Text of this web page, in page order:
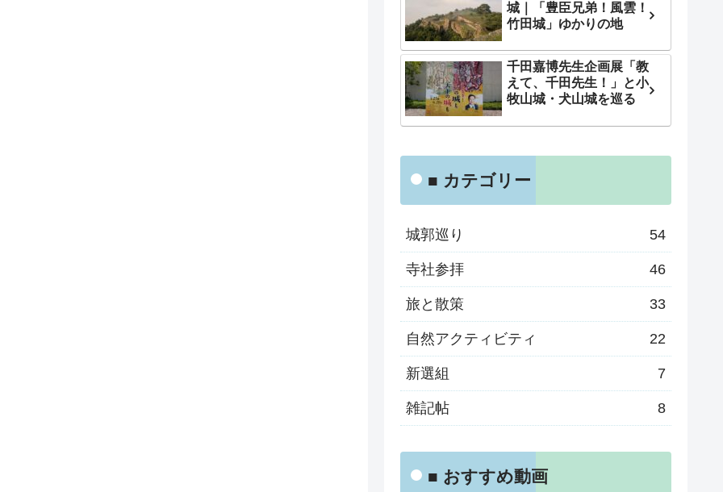
城｜「豊臣兄弟！風雲！
竹田城」ゆかりの地
千田嘉博先生企画展「教
えて、千田先生！」と小
牧山城・犬山城を巡る
■ カテゴリー
城郭巡り 54
寺社参拝 46
旅と散策 33
自然アクティビティ 22
新選組 7
雑記帖 8
■ おすすめ動画